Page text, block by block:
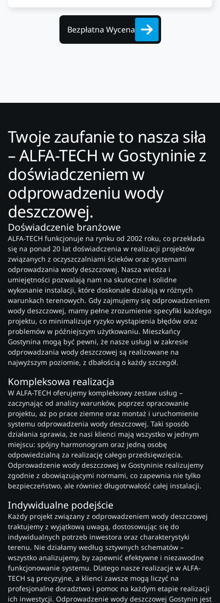
Bezpłatna Wycena
Twoje zaufanie to nasza siła
– ALFA-TECH w Gostyninie z
doświadczeniem w
odprowadzeniu wody
deszczowej.
Doświadczenie branżowe
ALFA-TECH funkcjonuje na rynku od 2002 roku, co przekłada
się na ponad 20 lat doświadczenia w realizacji projektów
związanych z oczyszczalniami ścieków oraz systemami
odprowadzania wody deszczowej. Nasza wiedza i
umiejętności pozwalają nam na skuteczne i solidne
wykonanie instalacji, które doskonale działają w różnych
warunkach terenowych. Gdy zajmujemy się odprowadzeniem
wody deszczowej, mamy pełne zrozumienie specyfiki każdego
projektu, co minimalizuje ryzyko wystąpienia błędów oraz
problemów w późniejszym użytkowaniu. Mieszkańcy
Gostynina mogą być pewni, że nasze usługi w zakresie
odprowadzania wody deszczowej są realizowane na
najwyższym poziomie, z dbałością o każdy szczegół.
Kompleksowa realizacja
W ALFA-TECH oferujemy kompleksowy zestaw usług –
zaczynając od analizy warunków, poprzez opracowanie
projektu, aż po prace ziemne oraz montaż i uruchomienie
systemu odprowadzenia wody deszczowej. Taki sposób
działania sprawia, że nasi klienci mają wszystko w jednym
miejscu: spójny harmonogram oraz jedną osobę
odpowiedzialną za realizację całego przedsięwzięcia.
Odprowadzenie wody deszczowej w Gostyninie realizujemy
zgodnie z obowiązującymi normami, co zapewnia nie tylko
bezpieczeństwo, ale również długotrwałość całej instalacji.
Indywidualne podejście
Każdy projekt związany z odprowadzeniem wody deszczowej
traktujemy z wyjątkową uwagą, dostosowując się do
indywidualnych potrzeb inwestora oraz charakterystyki
terenu. Nie działamy według sztywnych schematów –
wszystko analizujemy, by zapewnić efektywne i niezawodne
funkcjonowanie systemu. Dlatego nasze realizacje w ALFA-
TECH są precyzyjne, a klienci zawsze mogą liczyć na
profesjonalne doradztwo i pomoc na każdym etapie realizacji
ich inwestycji. Odprowadzenie wody deszczowej Gostynin jest